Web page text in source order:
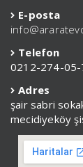
E-posta
Telefon
0212-274-05-
Adres
şair sabri
mecidiyeköy